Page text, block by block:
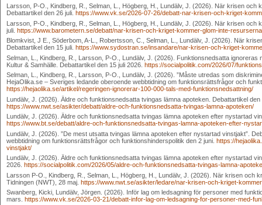
Larsson, P-O., Kindberg, R., Selman, L., Högberg, H., Lundälv, J. (2026). När krisen
Debattartikel den 26 juli. https://www.vk.se/2026-07-26/debatt-nar-krisen-och-kriget-
Larsson, P-O., Kindberg, R., Selman, L., Högberg, H., Lundälv, J. (2026). När krisen
juli. https://www.barometern.se/debatt/nar-krisen-och-kriget-kommer-glom-inte-
Blomkvist, J E., Söderbom, A-L., Robertsson, C., Selman, L., Lundälv, J. (2026). När
Debattartikel den 15 juli. https://www.sydostran.se/insandare/nar-krisen-och-kriget-
Selman, L., Kindberg, R., Larsson, P-O., Lundälv, J. (2026). Funktionsnedsatta
Kultur & Samhälle. Debattartikel den 15 juli 2026. https://socialpolitik.com/2026/07/
Selman, L., Kindberg, R., Larsson, P-O., Lundälv, J. (2026). ”Måste utredas som
HejaOlika.se – Sveriges ledande oberoende webbtidning om funktionsrättsfrågor och
https://hejaolika.se/artikel/regeringen-ignorerar-100-000-tals-med-funktionsnedsattning/
Lundälv, J. (2026). Äldre och funktionsnedsatta tvingas lämna apoteken. Debattartikel
https://www.nwt.se/asikter/debatt/aldre-och-funktionsnedsatta-tvingas-lamna-apoteken/
Lundälv, J. (2026). Äldre och funktionsnedsatta tvingas lämna apoteken efter nystartad
https://www.bt.se/debatt/aldre-och-funktionsnedsatta-tvingas-lamna-apoteken-efter-
Lundälv, J. (2026). ”De mest utsatta tvingas lämna apoteken efter nystartad vinstjakt”.
webbtidning om funktionsrättsfrågor och funktionshinderspolitik den 2 juni. https://
vinstjakt/
Lundälv, J. (2026). Äldre och funktionsnedsatta tvingas lämna apoteken efter nystartad
2026. https://socialpolitik.com/2026/05/aldre-och-funktionsnedsatta-tvingas-lamna-
Larsson P-O., Kindberg, R., Selman, L., Högberg, H., Lundälv, J. (2026). När krisen och
Tidningen (NWT), 28 maj. https://www.nwt.se/asikter/ledare/nar-krisen-och-kriget-
Swanberg, Kicki, Lundälv, Jörgen. (2026). Inför lag om ledsagning för personer med
mars. https://www.vk.se/2026-03-21/debatt-infor-lag-om-ledsagning-for-personer-med-